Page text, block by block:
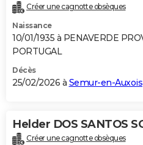
Destinations
City break
Voyage nature
Voyage de noces
Forum
Climat
+PHOTO
GUIDES D'ACHAT
BONS PLANS
DICTIONNAIRE
Dictionnaire
Biographies
Citations
Expressions
Proverbes
PROGRAMME TV
Créer une cagnotte obsèques
Naissance
10/01/1935 à PENAVERDE
PORTUGAL
Décès
25/02/2026 à Semur-en-Auxois
Helder DOS SANTOS
Créer une cagnotte obsèques